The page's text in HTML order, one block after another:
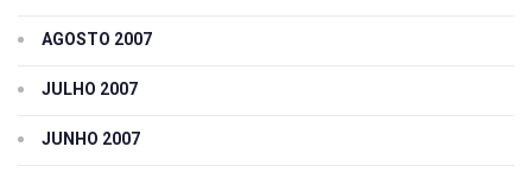
AGOSTO 2007
JULHO 2007
JUNHO 2007